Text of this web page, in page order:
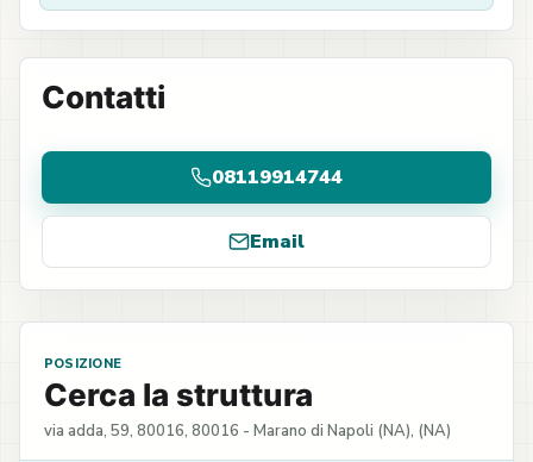
Contatti
08119914744
Email
POSIZIONE
Cerca la struttura
via adda, 59, 80016, 80016 - Marano di Napoli (NA), (NA)